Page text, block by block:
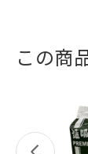
この商